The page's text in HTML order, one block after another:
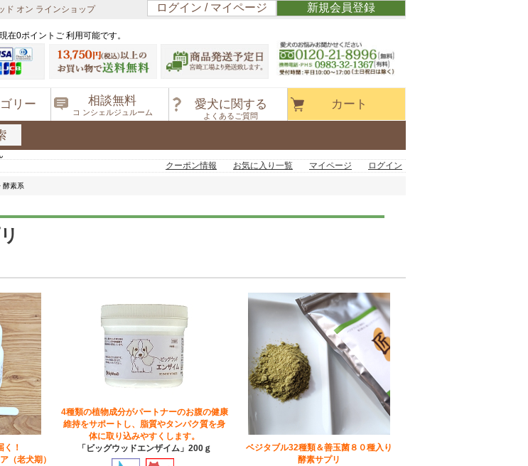
ド オン ラインショップ ログイン / マイページ 新規会員登録
0ポイントご 利用可能です。
リー 相談無料
コ ンシェルジュルーム
愛犬に関する
よくあるご質問
カート
クーポン情報
お気に入り一覧 マイページ
ログイン
酵素系
！
（老犬期）
4種類の植物成分がパートナーのお腹の健康
維持をサポートし、脂質やタンパク質を身
体に取り込みやすくします。
「ビッグウッドエンザイム」200ｇ
ベジタブル32種類＆善玉菌８０種入り
酵素サプリ